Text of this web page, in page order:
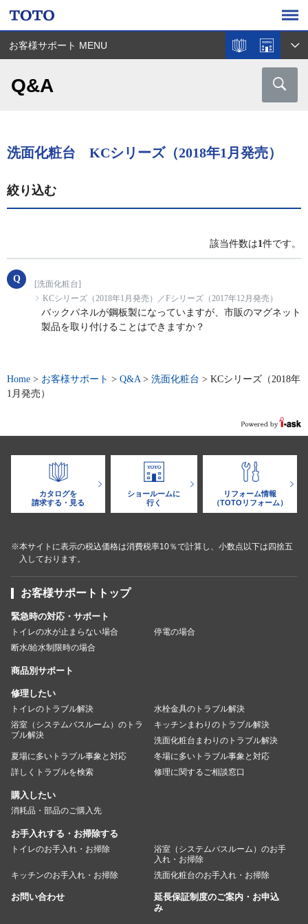
お客様サポート MENU
Q&A
洗面化粧台 KCシリーズ（2018年1月発売）
絞り込む
該当件数は1件です。
[洗面化粧台]
KCシリーズ（2018年1月発売）／Fシリーズ（2017年12月発売）
バックパネルが鋼板製になっていますが、市販のマグネット
製品を取り付けることはできますか？
Home > お客様サポート > Q&A> 洗面化粧台 > KCシリーズ（2018年
1月発売）
カタログを
請求する・見る
ショールームに
行く
リフォーム情報
（TOTOリフォーム）
※本サイトに表示の税込価格は消費税率10％で計算し、小数点以下は四捨五
入しております。
お客様サポートトップ
緊急時の対応・サポート
トイレの水が止まらない場合
停電の場合
断水/給水制限時の場合
商品別サポート
修理したい
トイレのトラブル解決
水栓金具のトラブル解決
浴室（システムバスルーム）のトラ
ブル解決
キッチンまわりのトラブル解決
洗面化粧台まわりのトラブル解決
夏場に多いトラブル事象と対応
冬場に多いトラブル事象と対応
詳しくトラブルを検索
修理に関するご相談窓口
購入したい
消耗品・部品のご購入先
お手入れする・お掃除する
トイレのお手入れ・お掃除
浴室（システムバスルーム）のお手
入れ・お掃除
キッチンのお手入れ・お掃除
洗面化粧台のお手入れ・お掃除
お問い合わせ
延長保証制度のご案内・お申込
み